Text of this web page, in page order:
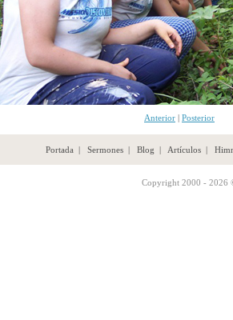
Anterior | Posterior
Portada | Sermones| Blog | Artículos|
Copyright 2000 - 2026